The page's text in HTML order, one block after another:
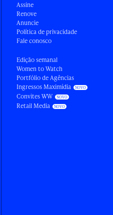
Assine
Renove
Anuncie
Política de privacidade
Fale conosco
Edição semanal
Women to Watch
Portfólio de Agências
Ingressos Maximídia
Convites WW
Retail Media